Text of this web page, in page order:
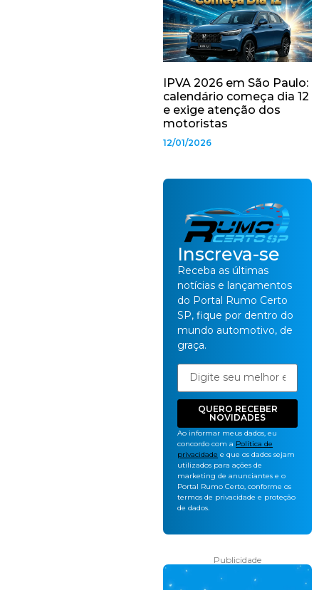
IPVA 2026 em São Paulo:
calendário começa dia 12
e exige atenção dos
motoristas
12/01/2026
Inscreva-se
Receba as últimas
notícias e lançamentos
do Portal Rumo Certo
SP, fique por dentro do
mundo automotivo, de
graça.
QUERO RECEBER
NOVIDADES
Ao informar meus dados, eu
concordo com a Política de
privacidade e que os dados sejam
utilizados para ações de
marketing de anunciantes e o
Portal Rumo Certo, conforme os
termos de privacidade e proteção
de dados.
Publicidade